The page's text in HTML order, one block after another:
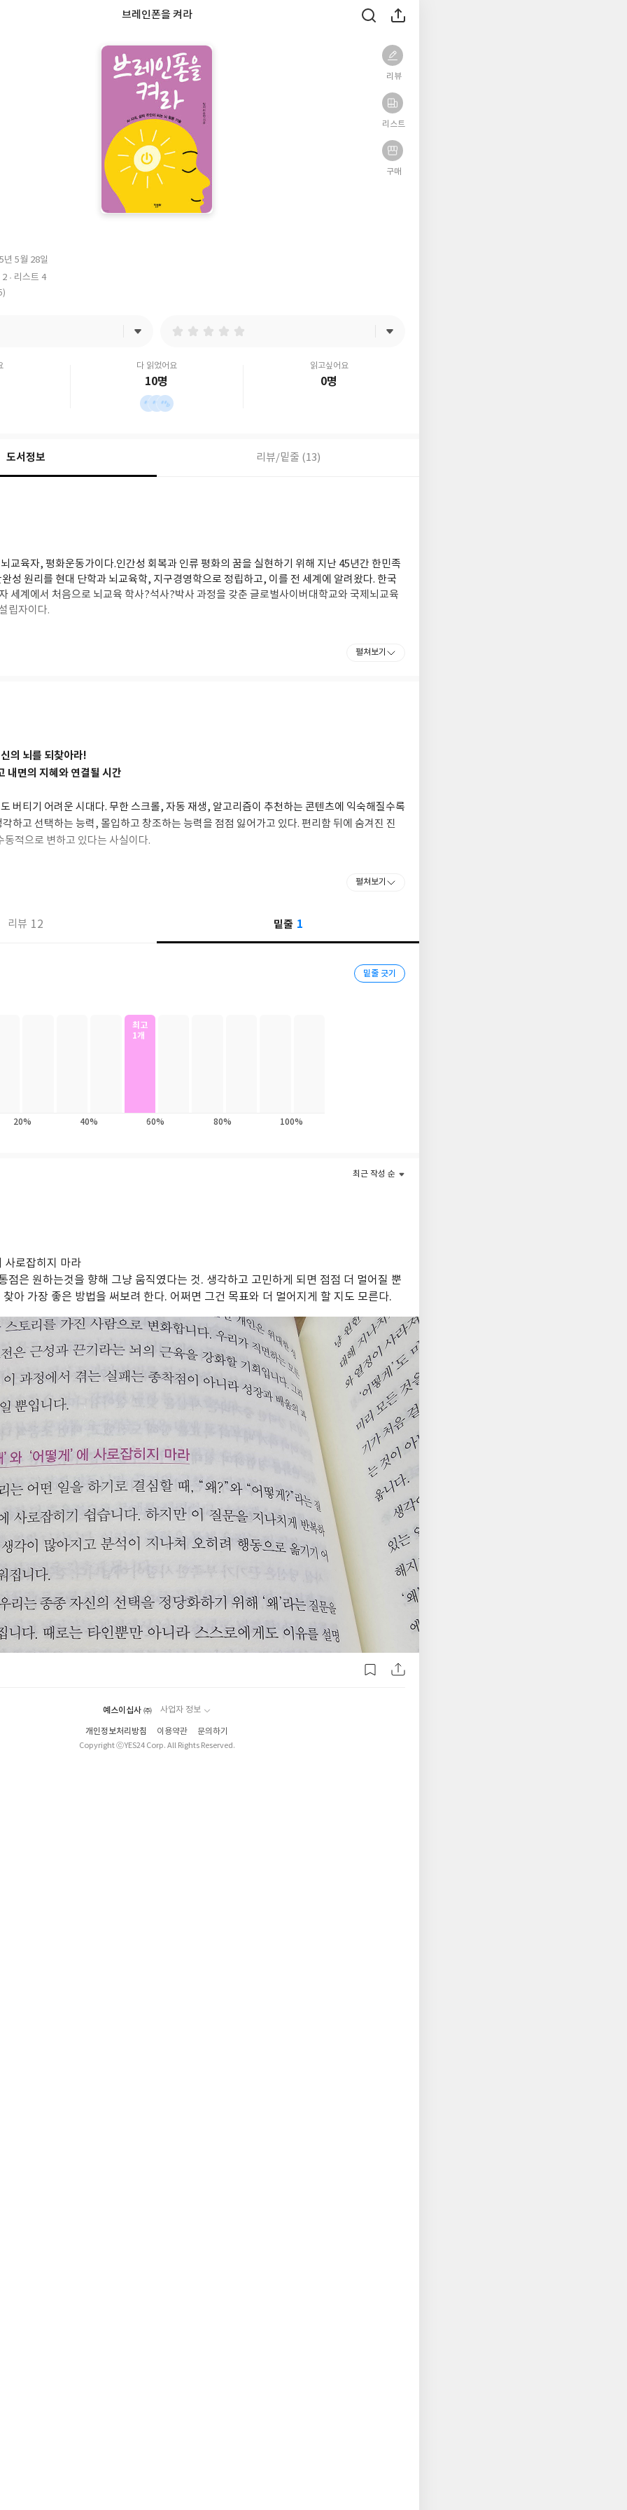
브레인폰을 켜라
리뷰
리스트
구매
년 5월 28일
2
리스트 4
다 읽었어요
10명
읽고싶어요
0명
도서정보 리뷰/밑줄 (13)
교육자, 평화운동가이다.인간성 회복과 인류 평화의 꿈을 실현하기 위해 지난 45년간 한민족
성 원리를 현대 단학과 뇌교육학, 지구경영학으로 정립하고, 이를 전 세계에 알려왔다. 한국
세계에서 처음으로 뇌교육 학사?석사?박사 과정을 갖춘 글로벌사이버대학교와 국제뇌교육
립자이다.
로 주목받고 있다. 현재 미국 27개 도시에서 '뇌교육의 날(Brain Education
서 출간한 《세도나 스토리》는 한국인 최초로 뉴욕타임스를 비롯한 미국 4대 일간지 베스트
펼쳐보기
의 뇌를 되찾아라!
내면의 지혜와 연결될 시간
버티기 어려운 시대다. 무한 스크롤, 자동 재생, 알고리즘이 추천하는 콘텐츠에 익숙해질수록
하고 선택하는 능력, 몰입하고 창조하는 능력을 점점 잃어가고 있다. 편리함 뒤에 숨겨진 진
동적으로 변하고 있다는 사실이다.
리의 뇌를 ‘무의식적인 자동 모드’에서 ‘의식적이고 주도적인 상태’로 전환한다는 뜻이다. 지
스마트폰에 빼앗긴 뇌를 되찾는 일, 내 삶의 방향을 스스로 선택하고 이끌 힘을 회복하는 일
펼쳐보기
리뷰 12 밑줄 1
밑줄 긋기
최고
1개
20% 40% 60% 80% 100%
최근 작성 순
로잡히지 마라
점은 원하는것을 향해 그냥 움직였다는 것. 생각하고 고민하게 되면 점점 더 멀어질 뿐
아 가장 좋은 방법을 써보려 한다. 어쩌면 그건 목표와 더 멀어지게 할 지도 모른다.
예스이십사 ㈜ 사업자 정보
개인정보처리방침 이용약관
문의하기
Copyright ⓒYES24 Corp. All Rights Reserved.